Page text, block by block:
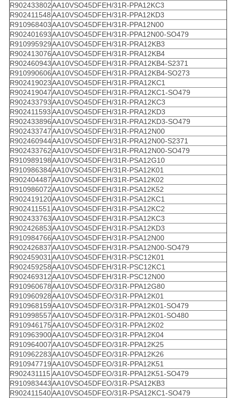
R902433802AA10VSO45DFEH/31R-PPA12KC3
R902411548AA10VSO45DFEH/31R-PPA12KD3
R910968403AA10VSO45DFEH/31R-PPA12N00
R902401693AA10VSO45DFEH/31R-PPA12N00-SO479
R910995929AA10VSO45DFEH/31R-PRA12KB3
R902413076AA10VSO45DFEH/31R-PRA12KB4
R902460943AA10VSO45DFEH/31R-PRA12KB4-S2371
R910990606AA10VSO45DFEH/31R-PRA12KB4-SO273
R902419023AA10VSO45DFEH/31R-PRA12KC1
R902419047AA10VSO45DFEH/31R-PRA12KC1-SO479
R902433793AA10VSO45DFEH/31R-PRA12KC3
R902411593AA10VSO45DFEH/31R-PRA12KD3
R902433896AA10VSO45DFEH/31R-PRA12KD3-SO479
R902433747AA10VSO45DFEH/31R-PRA12N00
R902460944AA10VSO45DFEH/31R-PRA12N00-S2371
R902433762AA10VSO45DFEH/31R-PRA12N00-SO479
R910989198AA10VSO45DFEH/31R-PSA12G10
R910986384AA10VSO45DFEH/31R-PSA12K01
R902404487AA10VSO45DFEH/31R-PSA12K02
R910986072AA10VSO45DFEH/31R-PSA12K52
R902419120AA10VSO45DFEH/31R-PSA12KC1
R902411551AA10VSO45DFEH/31R-PSA12KC2
R902433763AA10VSO45DFEH/31R-PSA12KC3
R902426853AA10VSO45DFEH/31R-PSA12KD3
R910984766AA10VSO45DFEH/31R-PSA12N00
R902426837AA10VSO45DFEH/31R-PSA12N00-SO479
R902459031AA10VSO45DFEH/31R-PSC12K01
R902459258AA10VSO45DFEH/31R-PSC12KC1
R902469312AA10VSO45DFEH/31R-PSC12N00
R910960678AA10VSO45DFEO/31R-PPA12G80
R910960928AA10VSO45DFEO/31R-PPA12K01
R910968159AA10VSO45DFEO/31R-PPA12K01-SO479
R910998557AA10VSO45DFEO/31R-PPA12K01-SO480
R910946175AA10VSO45DFEO/31R-PPA12K02
R910963900AA10VSO45DFEO/31R-PPA12K04
R910964007AA10VSO45DFEO/31R-PPA12K25
R910962283AA10VSO45DFEO/31R-PPA12K26
R910947719AA10VSO45DFEO/31R-PPA12K51
R902431115 AA10VSO45DFEO/31R-PPA12K51-SO479
R910983443AA10VSO45DFEO/31R-PSA12KB3
R902411540AA10VSO45DFEO/31R-PSA12KC1-SO479